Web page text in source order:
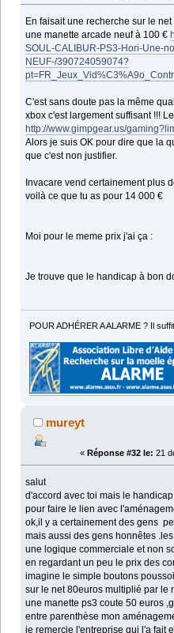
En faisait une recherche sur le
une manette arcade neuf à 100 €
SOUL-CALIBUR-PS3-Hori-Une-
NEUF-/390724059074?
C'est sans doute pas la même
xbox c'est largement suffisant !!!
http://www.gimpgear.us/
Alors je suis OK pour dire que la
que c'est non justifier.
Invacare vend certainement plus
voilà ce que tu as pour 14 000 €
Moi pour le meme prix j'ai ça :
Je trouve que le handicap à bon
POUR ADHÉRER A ALARME ? Il
mureyt
« Réponse #32 le: 21
salut
d'accord avec toi mais le
pour faire le lien avec
ok,il y a certainement des gens
mais aussi des gens honnêtes
une logique commerciale et non
en regardant un peu le prix des
imagine le simple boutons
sur le net 80euros multiplié par le
une manette ps3 coute 50 euros
entre parenthèse mon
je remercie l'entreprise qui l'a fait